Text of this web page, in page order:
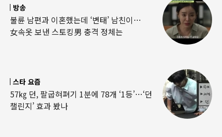
방송
불륜 남편과 이혼했는데 ‘변태’ 남친이…
女속옷 보낸 스토킹男 충격 정체는
스타 요즘
57㎏ 던, 팔굽혀펴기 1분에 78개 ‘1등’…‘던
챌린지’ 효과 봤나